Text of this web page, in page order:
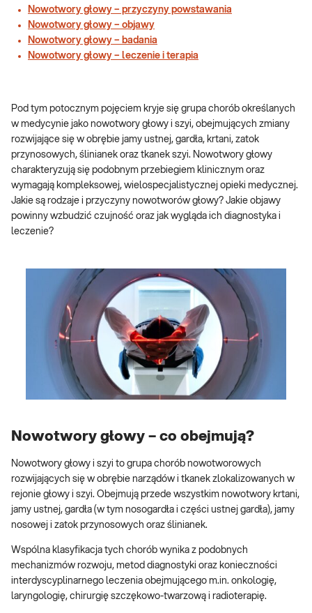
Nowotwory głowy – przyczyny powstawania
Nowotwory głowy – objawy
Nowotwory głowy – badania
Nowotwory głowy – leczenie i terapia
Pod tym potocznym pojęciem kryje się grupa chorób określanych
w medycynie jako nowotwory głowy i szyi, obejmujących zmiany
rozwijające się w obrębie jamy ustnej, gardła, krtani, zatok
przynosowych, ślinianek oraz tkanek szyi. Nowotwory głowy
charakteryzują się podobnym przebiegiem klinicznym oraz
wymagają kompleksowej, wielospecjalistycznej opieki medycznej.
Jakie są rodzaje i przyczyny nowotworów głowy? Jakie objawy
powinny wzbudzić czujność oraz jak wygląda ich diagnostyka i
leczenie?
Nowotwory głowy – co obejmują?
Nowotwory głowy i szyi to grupa chorób nowotworowych
rozwijających się w obrębie narządów i tkanek zlokalizowanych w
rejonie głowy i szyi. Obejmują przede wszystkim nowotwory krtani,
jamy ustnej, gardła (w tym nosogardła i części ustnej gardła), jamy
nosowej i zatok przynosowych oraz ślinianek.
Wspólna klasyfikacja tych chorób wynika z podobnych
mechanizmów rozwoju, metod diagnostyki oraz konieczności
interdyscyplinarnego leczenia obejmującego m.in. onkologię,
laryngologię, chirurgię szczękowo-twarzową i radioterapię.